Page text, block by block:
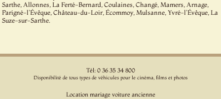
Sarthe, Allonnes, La Ferté-Bernard, Coulaines, Changé, Mamers, Arnage,
Parigné-l'Évêque, Château-du-Loir, Écommoy, Mulsanne, Yvré-l'Évêque, La
Suze-sur-Sarthe.
Tél: 0 36 35 34 800
Disponibilité de tous types de véhicules pour le cinéma, films et photos
Location mariage voiture ancienne